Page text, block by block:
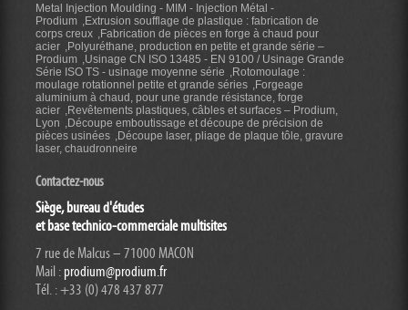
Metal Injection Moulding - MIM - Injection Métal -
Prodium
Extrusion soufflage de plastique : fabrication de
corps creux
Fabrication de pièces en forge à chaud pour
acier
Polyuréthane, production en petite et grande série –
Prodium
Usinage CN ISO 13485 - EN 9100 / Usinage Grande
Série ISO TS - usinage moyenne série
Rotomoulage :
moulage rotationnel petite et grande séries
Forgeage
aluminium à chaud, pour une grande résistance, forge
acier
Revêtements plastiques, câbles et surfaces – Prodium,
Lyon
Découpe emboutissage et découpe de précision de
pièces usinées
Découpe laser, pliage de plaque tôle, gravure
laser, chaudronneire
Contactez-nous
Siège, bureau d'études
et base technico-commerciale multisites
7 rue de Malcus – 71000 MACON
Mail :prodium@prodium.fr
Tél. : +33 (0) 478 437 877